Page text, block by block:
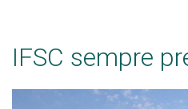
IFSC sempre